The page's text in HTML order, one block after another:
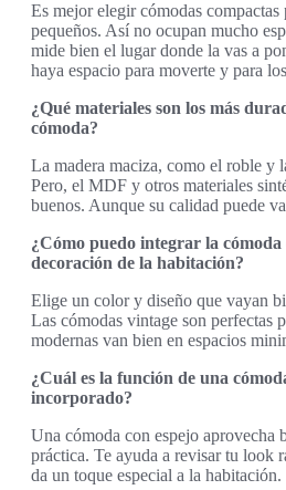
Es mejor elegir cómodas
pequeños. Así no ocupan mucho
mide bien el lugar donde la vas a
haya espacio para moverte y para
¿Qué materiales son los más
cómoda?
La madera maciza, como el roble y
Pero, el MDF y otros materiales
buenos. Aunque su calidad puede
¿Cómo puedo integrar la cómoda
decoración de la habitación?
Elige un color y diseño que vayan
Las cómodas vintage son perfectas
modernas van bien en espacios
¿Cuál es la función de una
incorporado?
Una cómoda con espejo aprovecha
práctica. Te ayuda a revisar tu look
da un toque especial a la habitación.